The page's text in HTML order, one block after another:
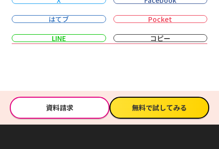
はてブ
Pocket
LINE
コピー
資料請求 無料で試してみる